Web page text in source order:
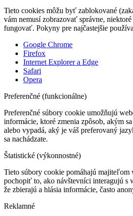
Tieto cookies môžu byť zablokované
vám nemusí zobrazovať správne,
fungovať. Pokyny pre najčastejšie
Google Chrome
Firefox
Internet Explorer a Edge
Safari
Opera
Preferenčné (funkcionálne)
Preferenčné súbory cookie umožňujú
informácie, ktoré zmenia zpôsob, akým
alebo vypadá, aký je váš preferovaný
sa nachádzate.
Štatistické (výkonnostné)
Tieto súbory cookie pomáhajú majiteľom
pochopiť to, ako návštevníci interagujú s
že zbierajú a hlásia informácie, často
Reklamné